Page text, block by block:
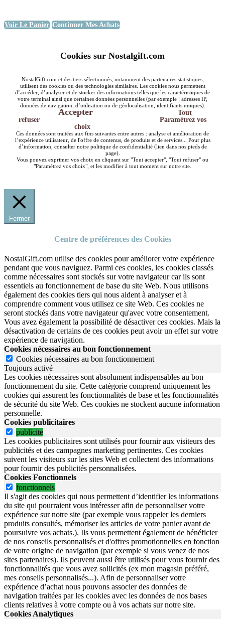
Voir Le Panier Continuer Mes Achats
Cookies sur Nostalgift.com
NostalGift.com et des tiers sélectionnés, notamment des partenaires statistiques,
utilisent des cookies ou des technologies similaires. Les cookies nous permettent
d’accéder, d’analyser et de stocker des informations telles que les caractéristiques de
votre terminal ainsi que certaines données personnelles (par exemple : adresses IP,
données de navigation, d’utilisation ou de géolocalisation, identifiants uniques).
Accepter
Tout
refuser
Paramétrez vos
choix
Ces données sont traitées aux fins suivantes entre autres : analyse et amélioration de
l’expérience utilisateur, de l'offre de contenus, de produits et de services... Pour plus
d’information, consulter notre politique de confidentialité (lien dans nos pieds de
page).
Vous pouvez exprimer vos choix en cliquant sur "Tout accepter", "Tout refuser" ou
"Paramétrez vos choix", et les modifier à tout moment sur notre site.
Fermer
Centre de préférences des Cookies
NostalGift.com utilise des cookies pour améliorer votre expérience
pendant que vous naviguez. Parmi ces cookies, les cookies classés
comme nécessaires sont stockés sur votre navigateur car ils sont
essentiels au fonctionnement de base du site Web. Nous utilisons
également des cookies tiers qui nous aident à analyser et à
comprendre comment vous utilisez ce site Web. Ces cookies ne
seront stockés dans votre navigateur qu'avec votre consentement.
Vous avez également la possibilité de désactiver ces cookies. Mais la
désactivation de certains de ces cookies peut avoir un effet sur votre
expérience de navigation.
Cookies nécessaires au bon fonctionnement
Cookies nécessaires au bon fonctionnement
Toujours activé
Les cookies nécessaires sont absolument indispensables au bon
fonctionnement du site. Cette catégorie comprend uniquement les
cookies qui assurent les fonctionnalités de base et les fonctionnalités
de sécurité du site Web. Ces cookies ne stockent aucune information
personnelle.
Cookies publicitaires
publicite
Les cookies publicitaires sont utilisés pour fournir aux visiteurs des
publicités et des campagnes marketing pertinentes. Ces cookies
suivent les visiteurs sur les sites Web et collectent des informations
pour fournir des publicités personnalisées.
Cookies Fonctionnels
fonctionnels
Il s'agit des cookies qui nous permettent d’identifier les informations
du site qui pourraient vous intéresser afin de personnaliser votre
expérience sur notre site (par exemple vous rappeler les derniers
produits consultés, mémoriser les articles de votre panier avant de
poursuivre vos achats.). Ils vous permettent également de bénéficier
de nos conseils personnalisés et d'offres promotionnelles en fonction
de votre origine de navigation (par exemple si vous venez de nos
sites partenaires). Ils peuvent aussi être utilisés pour vous fournir des
fonctionnalités que vous avez sollicités (ex mon magasin préféré,
mes conseils personnalisés...). Afin de personnaliser votre
expérience d’achat nous pouvons associer des données de
navigation traitées par les cookies avec les données de nos bases
clients relatives à votre compte ou à vos achats sur notre site.
Cookies Analytiques